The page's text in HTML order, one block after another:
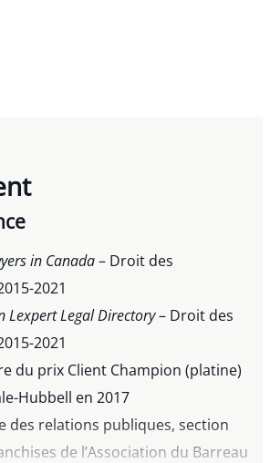
in Canada– Droit des
2021
Lexpert Legal Directory– Droit des
2021
du prix Client Champion (platine)
Hubbell en 2017
des relations publiques, section
de l’Association du Barreau